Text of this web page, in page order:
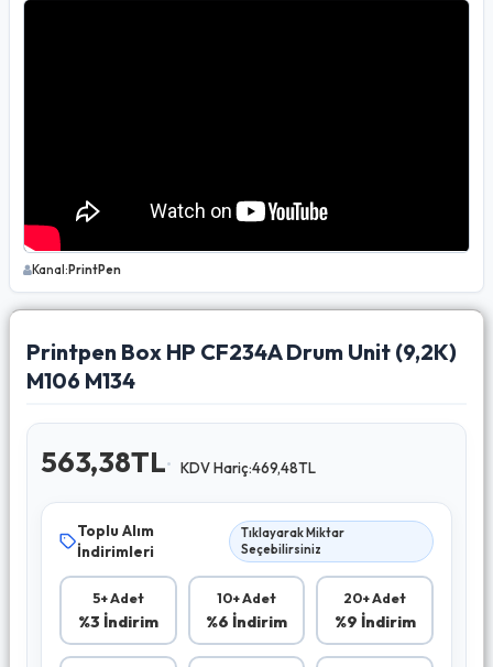
Kanal:PrintPen
Printpen Box HP CF234A Drum Unit (9,2K)
M106 M134
563,38TL KDV Hariç:469,48TL
Toplu Alım
İndirimleri
Tıklayarak Miktar
Seçebilirsiniz
5+ Adet
%3 İndirim
10+ Adet
%6 İndirim
20+ Adet
%9 İndirim